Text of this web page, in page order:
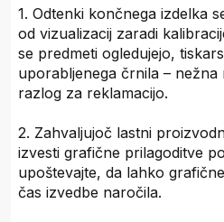
1. Odtenki končnega izdelka
od vizualizacij zaradi
se predmeti ogledujejo,
uporabljenega črnila –
razlog za reklamacijo.
2. Zahvaljujoč lastni
izvesti grafične prilagoditve
upoštevajte, da lahko
čas izvedbe naročila.